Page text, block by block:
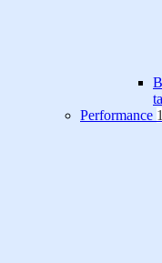
Performance